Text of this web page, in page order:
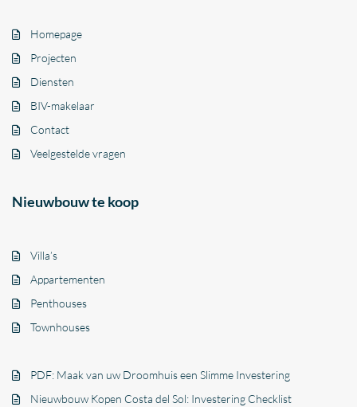
Homepage
Projecten
Diensten
BIV-makelaar
Contact
Veelgestelde vragen
Nieuwbouw te koop
Villa’s
Appartementen
Penthouses
Townhouses
PDF: Maak van uw Droomhuis een Slimme Investering
Nieuwbouw Kopen Costa del Sol: Investering Checklist